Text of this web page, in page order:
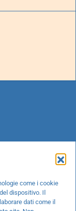
come i cookie
dispositivo. Il
dati come il